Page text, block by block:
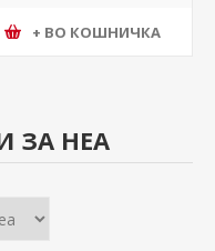
+ ВО КОШНИЧКА
ЗА НЕА